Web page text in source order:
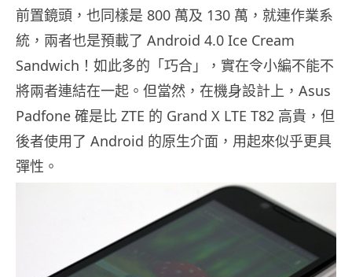
前置鏡頭，也同樣是 800 萬及 130 萬，就連作業系
統，兩者也是預載了 Android 4.0 Ice Cream
Sandwich！如此多的「巧合」，實在令小編不能不
將兩者連結在一起。但當然，在機身設計上，Asus
Padfone 確是比 ZTE 的 Grand X LTE T82 高貴，但
後者使用了 Android 的原生介面，用起來似乎更具
彈性。